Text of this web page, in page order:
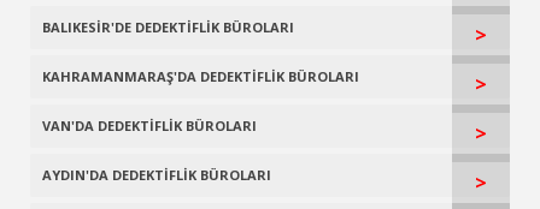
BALIKESİR'DE DEDEKTİFLİK BÜROLARI >
KAHRAMANMARAŞ'DA DEDEKTİFLİK BÜROLARI >
VAN'DA DEDEKTİFLİK BÜROLARI >
AYDIN'DA DEDEKTİFLİK BÜROLARI >